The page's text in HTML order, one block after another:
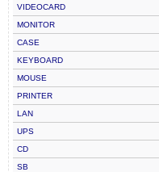
VIDEOCARD
MONITOR
CASE
KEYBOARD
MOUSE
PRINTER
LAN
UPS
CD
SB